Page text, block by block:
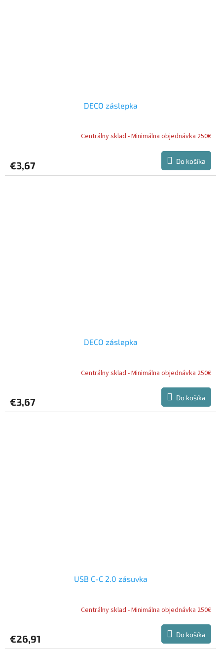
DECO záslepka
Centrálny sklad - Minimálna objednávka 250€
€3,67 Do košíka
DECO záslepka
Centrálny sklad - Minimálna objednávka 250€
€3,67 Do košíka
USB C-C 2.0 zásuvka
Centrálny sklad - Minimálna objednávka 250€
€26,91 Do košíka